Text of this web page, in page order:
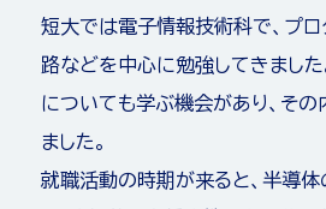
短大では電子情報技術科で、プ
路などを中心に勉強してきまし
についても学ぶ機会があり、そ
ました。
就職活動の時期が来ると、半導